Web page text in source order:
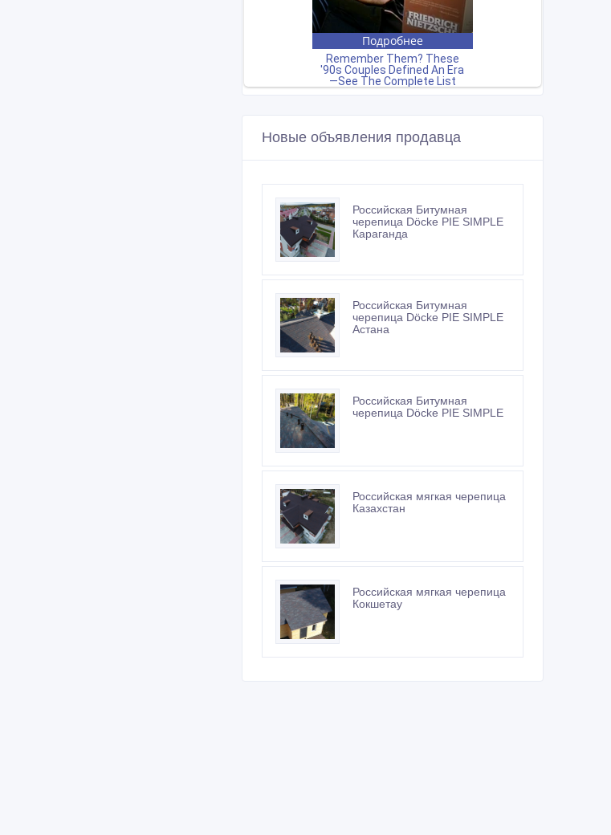
Новые объявления продавца
Российская Битумная
черепица Döcke PIE SIMPLE
Караганда
Российская Битумная
черепица Döcke PIE SIMPLE
Астана
Российская Битумная
черепица Döcke PIE SIMPLE
Российская мягкая черепица
Казахстан
Российская мягкая черепица
Кокшетау